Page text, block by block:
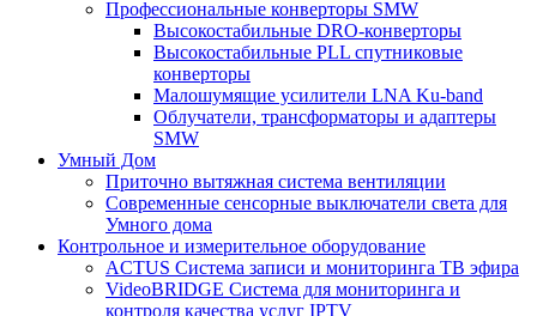
Профессиональные конверторы SMW
Высокостабильные DRO-конверторы
Высокостабильные PLL спутниковые
конверторы
Малошумящие усилители LNA Ku-band
Облучатели, трансформаторы и адаптеры
SMW
Умный Дом
Приточно вытяжная система вентиляции
Современные сенсорные выключатели света для
Умного дома
Контрольное и измерительное оборудование
ACTUS Система записи и мониторинга ТВ эфира
VideoBRIDGE Система для мониторинга и
контроля качества услуг IPTV